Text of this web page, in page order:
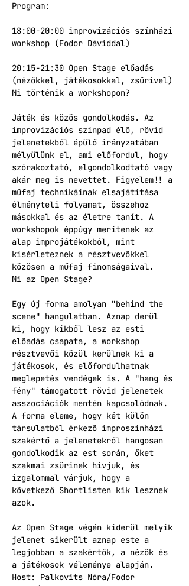
Program:
18:00-20:00 improvizációs színházi
workshop (Fodor Dáviddal)
20:15-21:30 Open Stage előadás
(nézőkkel, játékosokkal, zsűrivel)
Mi történik a workshopon?
Játék és közös gondolkodás. Az
improvizációs színpad élő, rövid
jelenetekből épülő irányzatában
mélyülünk el, ami előfordul, hogy
szórakoztató, elgondolkodtató vagy
akár meg is nevettet. Figyelem!! a
műfaj technikáinak elsajátítása
élményteli folyamat, összehoz
másokkal és az életre tanít. A
workshopok éppúgy merítenek az
alap improjátékokból, mint
kísérleteznek a résztvevőkkel
közösen a műfaj finomságaival.
Mi az Open Stage?
Egy új forma amolyan "behind the
scene" hangulatban. Aznap derül
ki, hogy kikből lesz az esti
előadás csapata, a workshop
résztvevői közül kerülnek ki a
játékosok, és előfordulhatnak
meglepetés vendégek is. A "hang és
fény" támogatott rövid jelenetek
asszociációk mentén kapcsolódnak.
A forma eleme, hogy két külön
társulatból érkező improszínházi
szakértő a jelenetekről hangosan
gondolkodik az est során, őket
szakmai zsűrinek hívjuk, és
izgalommal várjuk, hogy a
következő Shortlisten kik lesznek
azok.
Az Open Stage végén kiderül melyik
jelenet sikerült aznap este a
legjobban a szakértők, a nézők és
a játékosok véleménye alapján.
Host: Palkovits Nóra/Fodor